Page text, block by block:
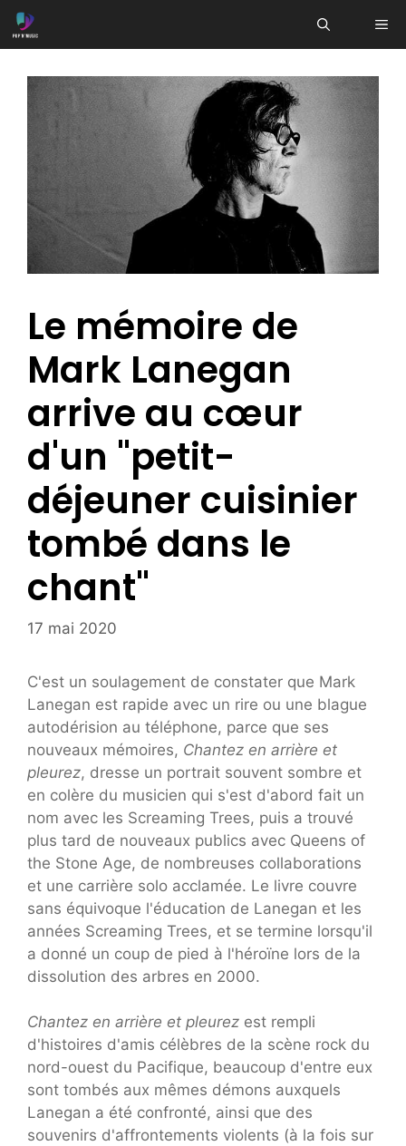
Aller
au
Le mémoire de
Mark Lanegan
arrive au cœur
d'un "petit-
déjeuner cuisinier
tombé dans le
chant"
17 mai 2020
C'est un soulagement de constater que Mark
Lanegan est rapide avec un rire ou une blague
autodérision au téléphone, parce que ses
nouveaux mémoires, Chantez en arrière et
pleurez, dresse un portrait souvent sombre et
en colère du musicien qui s'est d'abord fait un
nom avec les Screaming Trees, puis a trouvé
plus tard de nouveaux publics avec Queens of
the Stone Age, de nombreuses collaborations
et une carrière solo acclamée. Le livre couvre
sans équivoque l'éducation de Lanegan et les
années Screaming Trees, et se termine lorsqu'il
a donné un coup de pied à l'héroïne lors de la
dissolution des arbres en 2000.
Chantez en arrière et pleurez est rempli
d'histoires d'amis célèbres de la scène rock du
nord-ouest du Pacifique, beaucoup d'entre eux
sont tombés aux mêmes démons auxquels
Lanegan a été confronté, ainsi que des
souvenirs d'affrontements violents (à la fois sur